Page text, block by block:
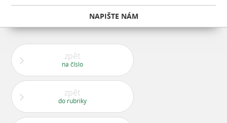
NAPIŠTE NÁM
zpět
na číslo
zpět
do rubriky